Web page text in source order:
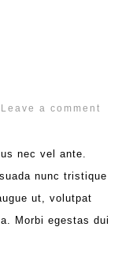
Leave a comment
nec vel ante.
nunc tristique
ut, volutpat
Morbi egestas dui